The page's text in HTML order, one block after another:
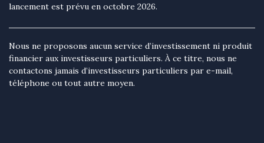
lancement est prévu en octobre 2026.
Nous ne proposons aucun service d’investissement ni produit
financier aux investisseurs particuliers. À ce titre, nous ne
contactons jamais d’investisseurs particuliers par e-mail,
téléphone ou tout autre moyen.